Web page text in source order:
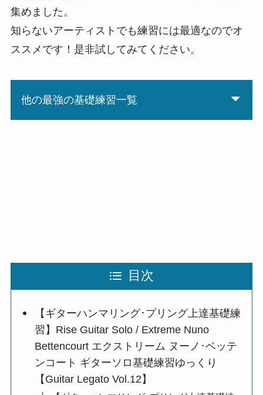
集めました。
知らないアーティストでも練習には最適なのでオ
ススメです！是非試してみてください。
他の最強の基礎練習一覧
目次
【ギターハンマリング･プリング上達基礎練
習】Rise Guitar Solo / Extreme Nuno
Bettencourt エクストリーム ヌーノ･ベッテ
ンコート ギターソロ基礎練習ゆっくり
【Guitar Legato Vol.12】